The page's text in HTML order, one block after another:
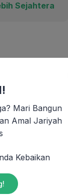
Sejahtera
istri mereka
mereka benar-
Pemaaf,
yang tidak
Mari Bangun
Amal Jariyah
Kebaikan